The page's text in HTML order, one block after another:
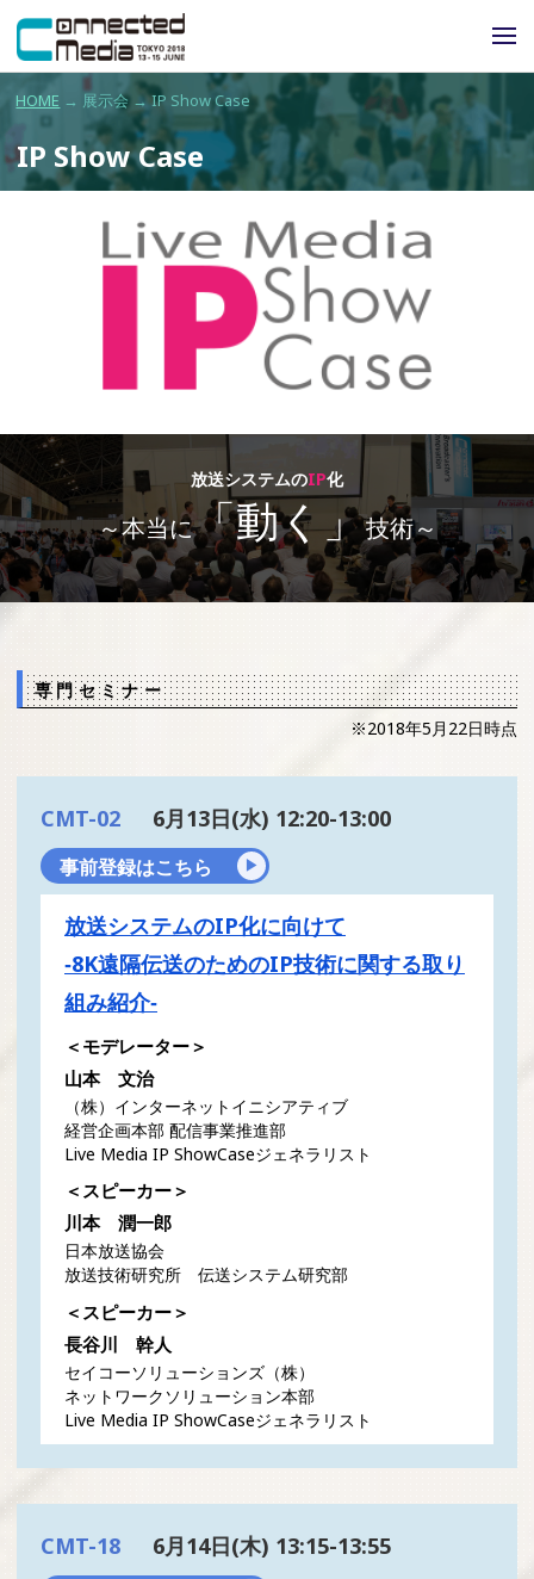
HOME → 展示会 → IP Show Case
IP Show Case
放送システムのIP化
～本当に「動く」技術～
専門セミナー
※2018年5月22日時点
CMT-02 6月13日(水) 12:20-13:00
事前登録はこちら
放送システムのIP化に向けて
‐8K遠隔伝送のためのIP技術に関する取り
組み紹介‐
＜モデレーター＞
山本 文治
（株）インターネットイニシアティブ
経営企画本部 配信事業推進部
Live Media IP ShowCaseジェネラリスト
＜スピーカー＞
川本 潤一郎
日本放送協会
放送技術研究所 伝送システム研究部
＜スピーカー＞
長谷川 幹人
セイコーソリューションズ（株）
ネットワークソリューション本部
Live Media IP ShowCaseジェネラリスト
CMT-18 6月14日(木) 13:15-13:55